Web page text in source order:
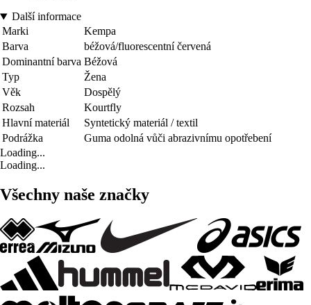
Další informace
Marki
Kempa
Barva
béžová/fluorescentní červená
Dominantní barva Béžová
Typ
Žena
Věk
Dospělý
Rozsah
Kourtfly
Hlavní materiál
Syntetický materiál / textil
Podrážka
Guma odolná vůči abrazivnímu opotřebení
Loading...
Loading...
Všechny naše značky